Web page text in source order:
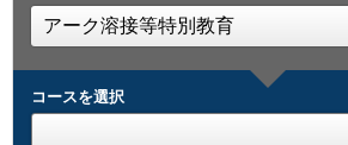
コースを選択